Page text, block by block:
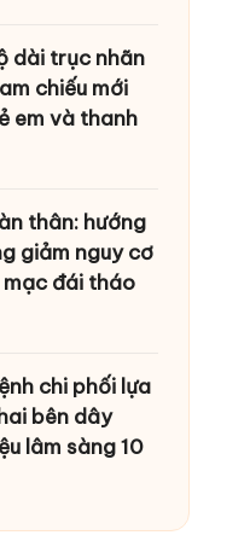
dài trục nhãn
chiếu mới
em và thanh
thân: hướng
giảm nguy cơ
đái tháo
chi phối lựa
bên dây
lâm sàng 10